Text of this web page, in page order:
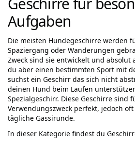
Aufgaben
Die meisten Hundegeschirre werden
Spaziergang oder Wanderungen
Zweck sind sie entwickelt und absolut
du aber einen bestimmten Sport mit
suchst ein Geschirr das sich nicht
deinen Hund beim Laufen
Spezialgeschirr. Diese Geschirre sind
Verwendungszweck perfekt, jedoch
tägliche Gassirunde.
In dieser Kategorie findest du